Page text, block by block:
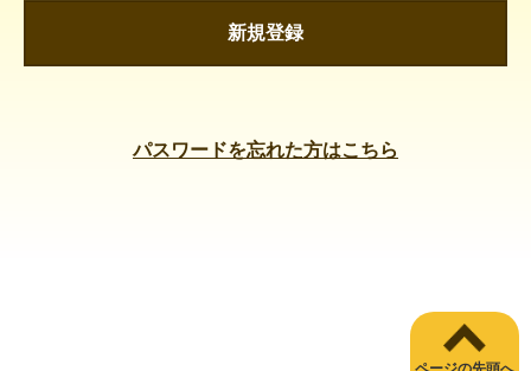
新規登録
パスワードを忘れた方はこちら